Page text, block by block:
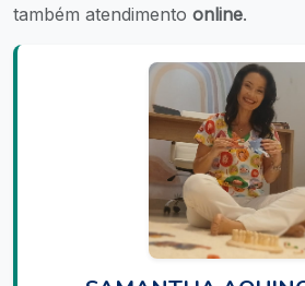
também atendimento online.